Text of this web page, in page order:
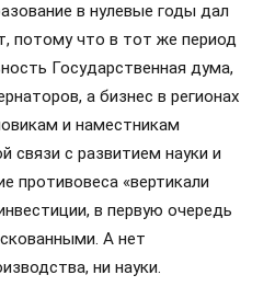
в нулевые годы дал
потому что в тот же период
Государственная дума,
а бизнес в регионах
и наместникам
связи с развитием науки и
противовеса «вертикали
в первую очередь
А нет
ни науки.